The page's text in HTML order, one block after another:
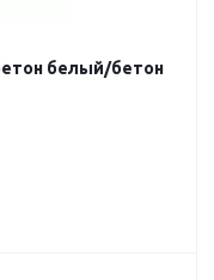
белый/бетон